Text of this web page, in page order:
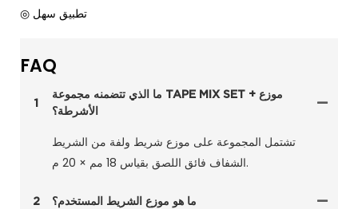
◎ تطبيق سهل
FAQ
1
ما الذي تتضمنه مجموعة TAPE MIX SET + موزع
الأشرطة؟
تشتمل المجموعة على موزع شريط ولفة من الشريط
الشفاف فائق اللصق بقياس 18 مم × 20 م.
2 ما هو موزع الشريط المستخدم؟